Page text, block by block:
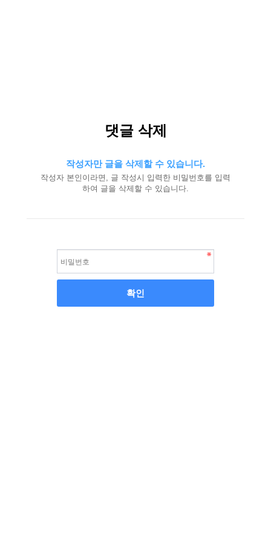
댓글 삭제
작성자만 글을 삭제할 수 있습니다.
작성자 본인이라면, 글 작성시 입력한 비밀번호를 입력
하여 글을 삭제할 수 있습니다.